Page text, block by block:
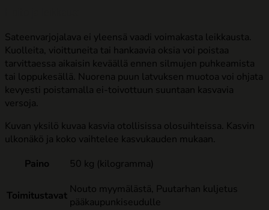
Sateenvarjojalava ei yleensä vaadi voimakasta leikkausta.
Kuolleita, vioittuneita tai hankaavia oksia voi poistaa
tarvittaessa aikaisin keväällä ennen silmujen puhkeamista
tai loppukesällä. Nuorena puun latvuksen muotoa voi ohjata
kevyesti poistamalla ei-toivottuun suuntaan kasvavia
versoja.
Kuvan yksilö kuvaa kasvia otollisissa olosuihteissa. Kasvin
ulkonäkö ja koko vaihtelee kasvukauden mukaan.
Paino
50 kg (kilogramma)
Toimitustavat Nouto myymälästä, Puutarhan kuljetus
pääkaupunkiseudulle